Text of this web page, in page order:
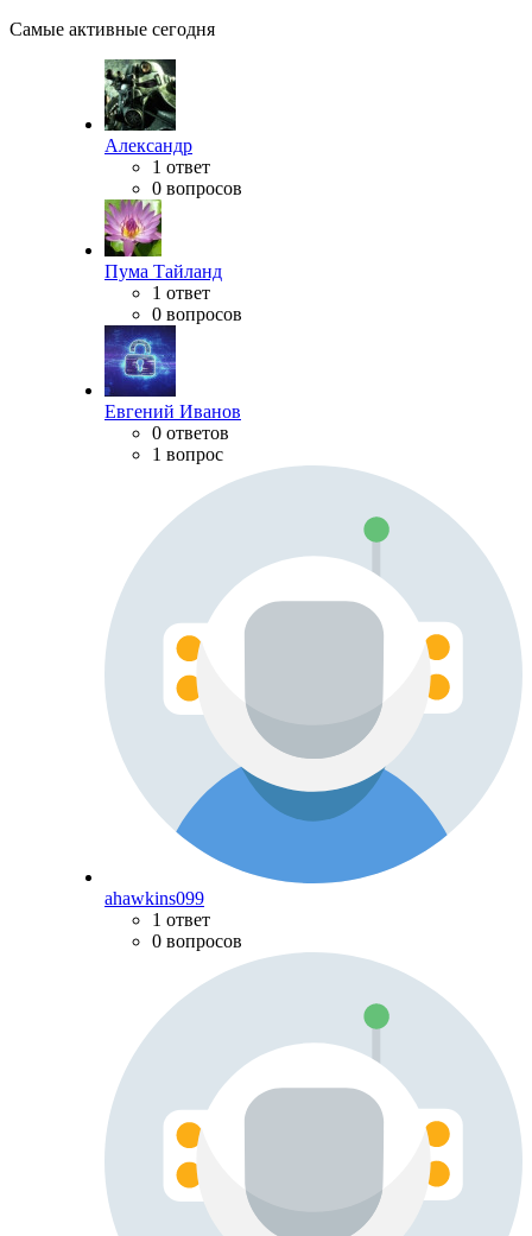
Самые активные сегодня
Александр
1 ответ
0 вопросов
Пума Тайланд
1 ответ
0 вопросов
Евгений Иванов
0 ответов
1 вопрос
ahawkins099
1 ответ
0 вопросов